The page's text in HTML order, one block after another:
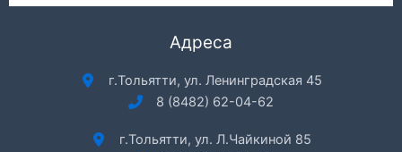
Адреса
г.Тольятти, ул. Ленинградская 45
8 (8482) 62-04-62
г.Тольятти, ул. Л.Чайкиной 85